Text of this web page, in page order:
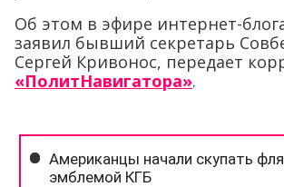
Об этом в эфире интернет-
заявил бывший секретарь
Сергей Кривонос, передает
«ПолитНавигатора».